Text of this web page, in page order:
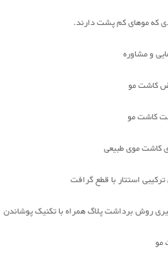
که موهای کم پشت دارند.
و مشاوره
کاشت مو
کاشت مو
کاشت موی طبیعی
استتار با قطع گرافت
روش برداشت پلاگ همراه با تکنیک پوشاندن
مو